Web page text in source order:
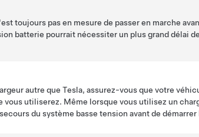
toujours pas en mesure de passer en marche
batterie pourrait nécessiter un plus grand délai
autre que Tesla, assurez-vous que votre
vous utiliserez. Même lorsque vous utilisez un
du système basse tension avant de démarrer